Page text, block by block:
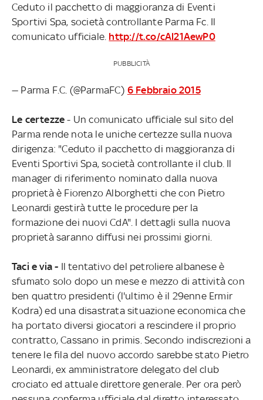
Ceduto il pacchetto di maggioranza di Eventi
Sportivi Spa, società controllante Parma Fc. Il
comunicato ufficiale. http://t.co/cAl21AewP0
PUBBLICITÀ
— Parma F.C. (@ParmaFC) 6 Febbraio 2015
Le certezze- Un comunicato ufficiale sul sito del
Parma rende nota le uniche certezze sulla nuova
dirigenza: "Ceduto il pacchetto di maggioranza di
Eventi Sportivi Spa, società controllante il club. Il
manager di riferimento nominato dalla nuova
proprietà è Fiorenzo Alborghetti che con Pietro
Leonardi gestirà tutte le procedure per la
formazione dei nuovi CdA". I dettagli sulla nuova
proprietà saranno diffusi nei prossimi giorni.
Taci e via - Il tentativo del petroliere albanese è
sfumato solo dopo un mese e mezzo di attività con
ben quattro presidenti (l'ultimo è il 29enne Ermir
Kodra) ed una disastrata situazione economica che
ha portato diversi giocatori a rescindere il proprio
contratto, Cassano in primis. Secondo indiscrezioni a
tenere le fila del nuovo accordo sarebbe stato Pietro
Leonardi, ex amministratore delegato del club
crociato ed attuale direttore generale. Per ora però